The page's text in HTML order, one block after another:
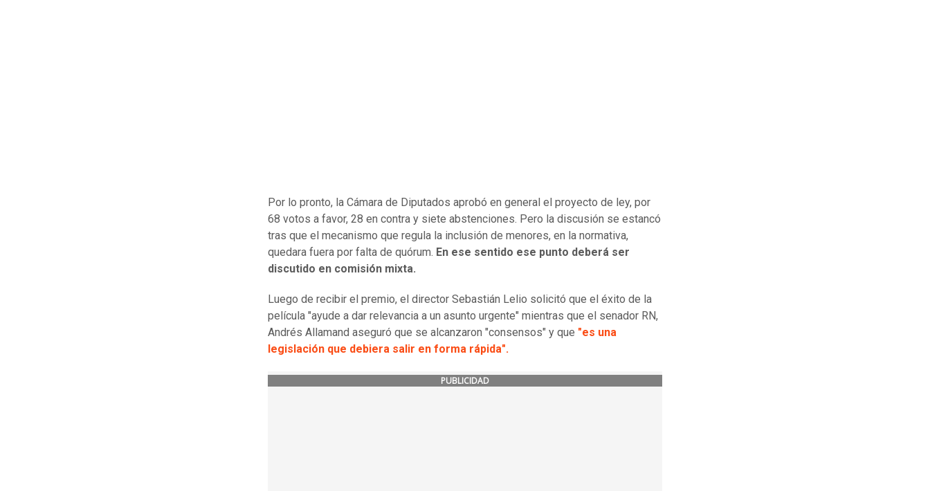
Por lo pronto, la Cámara de Diputados aprobó en general el proyecto de ley, por
68 votos a favor, 28 en contra y siete abstenciones. Pero la discusión se estancó
tras que el mecanismo que regula la inclusión de menores, en la normativa,
quedara fuera por falta de quórum. En ese sentido ese punto deberá ser
discutido en comisión mixta.
Luego de recibir el premio, el director Sebastián Lelio solicitó que el éxito de la
película "ayude a dar relevancia a un asunto urgente" mientras que el senador RN,
Andrés Allamand aseguró que se alcanzaron "consensos" y que "es una
legislación que debiera salir en forma rápida".
PUBLICIDAD